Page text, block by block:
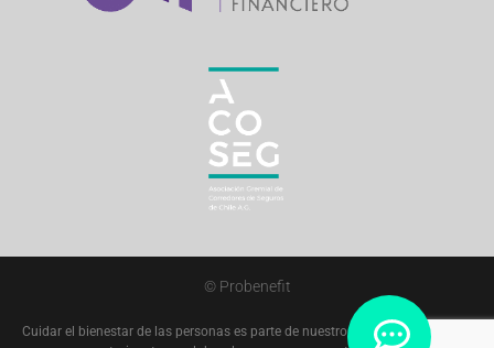
© Probenefit
Cuidar el bienestar de las personas es parte de nuestro trabajo. Probenefit